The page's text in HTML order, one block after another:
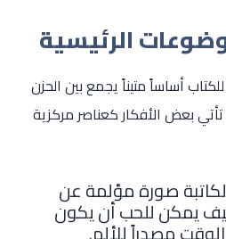
الرئيسية
أساساً متيناً يجمع بين الحزن
بعض الأفكار كعناصر مركزية
صورة مؤلمة عن
يمكن للحب أن يكون